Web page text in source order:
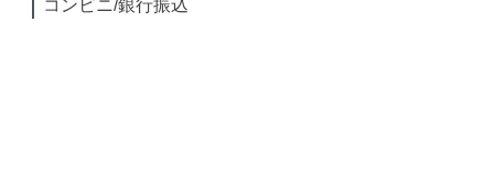
コンビニ/銀行振込